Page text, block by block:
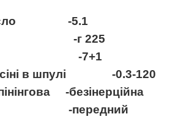
число -5.1
-г 225
-7+1
в шпулі -0.3-120
-безінерційна
-передний